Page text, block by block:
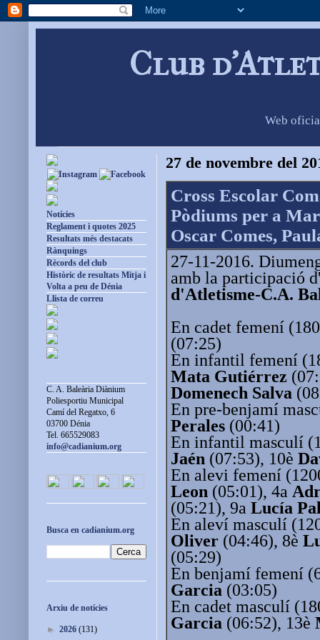
Club
Web
27 de novembre del
Cross Escolar
Pòdiums per a
Oscar Comes,
27-11-2016.
amb la participació
d'Atletisme-C.A.
En cadet femení
(07:25)
En infantil femení
Mata Gutiérrez
Domenech Salva
En pre-benjamí
Perales (00:41)
En infantil masculí
Jaén (07:53), 10è
En alevi femení
Leon (05:01), 4a
(05:21), 9a Lucía
En aleví masculí
Oliver (04:46), 8è
(05:29)
En benjamí femení
Garcia (03:05)
En cadet masculí
Garcia (06:52), 13è
Notícies
Reglament i quotes 2025
Resultats més destacats
Rànquings
Rècords del club
Històric de resultats Mitja i
Volta a peu de Dénia
Llista de correu
C. A. Baleària Diànium
Poliesportiu Municipal
Camí del Regatxo, 6
03700 Dénia
Tel. 665529083
info@cadianium.org
Busca en cadianium.org
Arxiu de notícies
► 2026 (131)